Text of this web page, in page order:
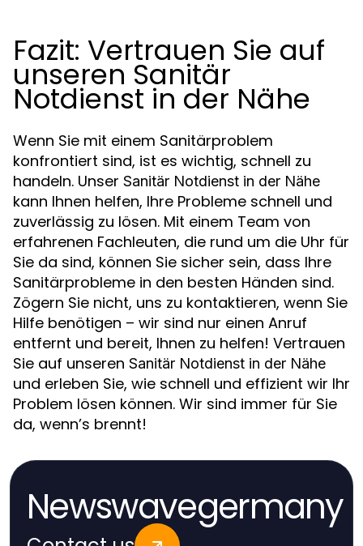
Fazit: Vertrauen Sie auf
unseren Sanitär
Notdienst in der Nähe
Wenn Sie mit einem Sanitärproblem
konfrontiert sind, ist es wichtig, schnell zu
handeln. Unser Sanitär Notdienst in der Nähe
kann Ihnen helfen, Ihre Probleme schnell und
zuverlässig zu lösen. Mit einem Team von
erfahrenen Fachleuten, die rund um die Uhr für
Sie da sind, können Sie sicher sein, dass Ihre
Sanitärprobleme in den besten Händen sind.
Zögern Sie nicht, uns zu kontaktieren, wenn Sie
Hilfe benötigen – wir sind nur einen Anruf
entfernt und bereit, Ihnen zu helfen! Vertrauen
Sie auf unseren Sanitär Notdienst in der Nähe
und erleben Sie, wie schnell und effizient wir Ihr
Problem lösen können. Wir sind immer für Sie
da, wenn’s brennt!
Newswavegermany